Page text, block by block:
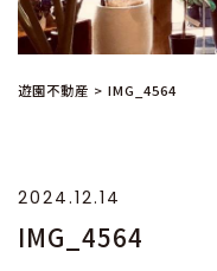
遊園不動産 > IMG_4564
2024.12.14
IMG_4564